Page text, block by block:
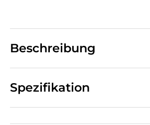
Beschreibung
Spezifikation